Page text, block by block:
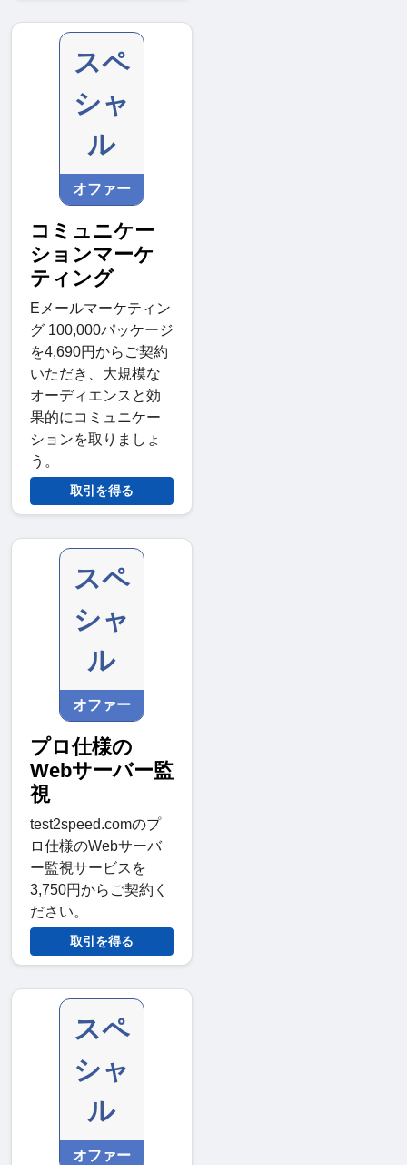
スペ
シャ
ル
オファー
コミュニケー
ションマーケ
ティング
Eメールマーケティン
グ 100,000パッケージ
を4,690円からご契約
いただき、大規模な
オーディエンスと効
果的にコミュニケー
ションを取りましょ
う。
取引を得る
スペ
シャ
ル
オファー
プロ仕様の
Webサーバー監
視
test2speed.comのプ
ロ仕様のWebサーバ
ー監視サービスを
3,750円からご契約く
ださい。
取引を得る
スペ
シャ
ル
オファー